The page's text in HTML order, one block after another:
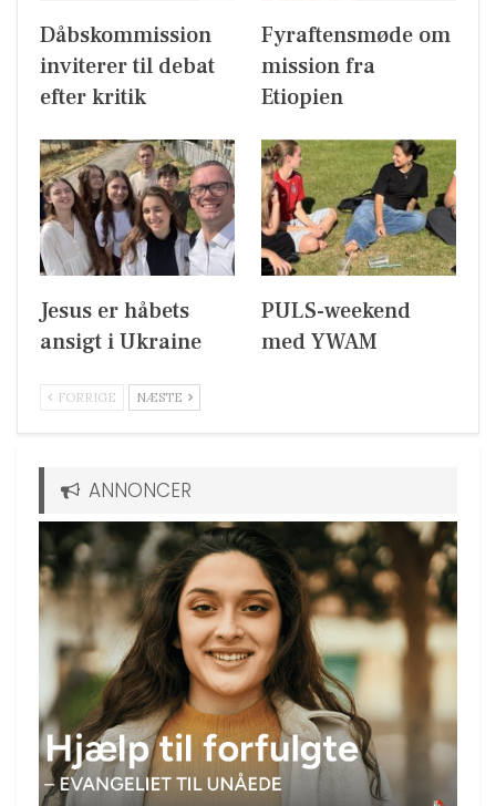
Dåbskommission
inviterer til debat
efter kritik
Fyraftensmøde om
mission fra
Etiopien
Jesus er håbets
ansigt i Ukraine
PULS-weekend
med YWAM
FORRIGE NÆSTE
ANNONCER